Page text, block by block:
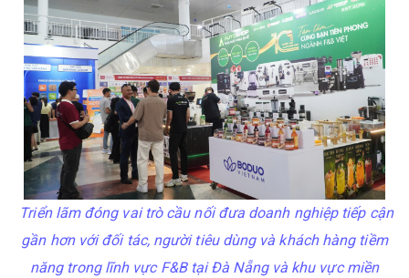
Triển lãm đóng vai trò cầu nối đưa doanh nghiệp tiếp cận
gần hơn với đối tác, người tiêu dùng và khách hàng tiềm
năng trong lĩnh vực F&B tại Đà Nẵng và khu vực miền